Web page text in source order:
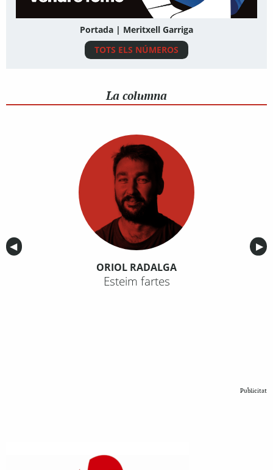
Portada | Meritxell Garriga
TOTS ELS NÚMEROS
La columna
Anterior
◀︎ ▶︎
ORIOL RADALGA
Esteim fartes
Publicitat